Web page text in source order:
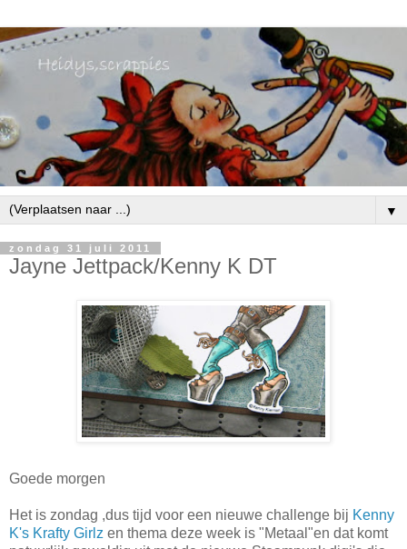
▼
zondag 31 juli 2011
Jayne Jettpack/Kenny K DT
Goede morgen
Het is zondag ,dus tijd voor een nieuwe challenge bij Kenny
K's Krafty Girlz en thema deze week is "Metaal"en dat komt